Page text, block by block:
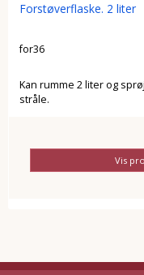
Forstøverflaske. 2 liter
for36
Kan rumme 2 liter og
stråle.
Vis